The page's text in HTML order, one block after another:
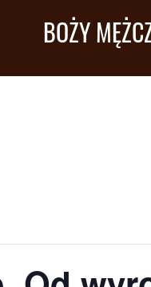
BOŻY